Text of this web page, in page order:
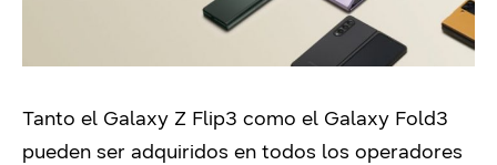
Tanto el Galaxy Z Flip3 como el Galaxy Fold3
pueden ser adquiridos en todos los operadores